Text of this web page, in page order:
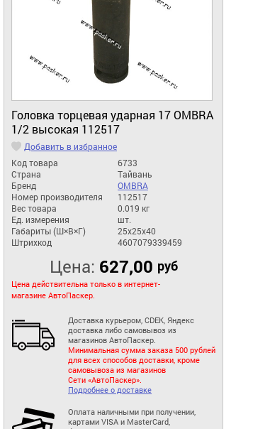
Головка торцевая ударная 17 OMBRA
1/2 высокая 112517
Добавить в избранное
Код товара
6733
Страна
Тайвань
Бренд
OMBRA
Номер производителя
112517
Вес товара
0.019 кг
Ед. измерения
шт.
Габариты (Ш×В×Г)
25x25x40
Штрихкод
4607079339459
Цена: 627,00 руб
Цена действительна только в интернет-
магазине АвтоПаскер.
Доставка курьером, CDEK, Яндекс
доставка либо самовывоз из
магазинов АвтоПаскер.
Минимальная сумма заказа 500 рублей
для всех способов доставки, кроме
самовывоза из магазинов
Сети «АвтоПаскер».
Подробнее о доставке
Оплата наличными при получении,
картами VISA и MasterCard,